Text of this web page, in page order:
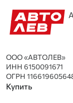
ООО «АВТОЛЕВ»
ИНН 6150091671
ОГРН
Купить